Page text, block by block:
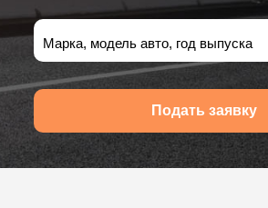
Марка, модель авто, год выпуска
Подать заявку